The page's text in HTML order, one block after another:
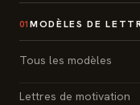
01 MODÈLES DE
Tous les modèles
Lettres de motivation